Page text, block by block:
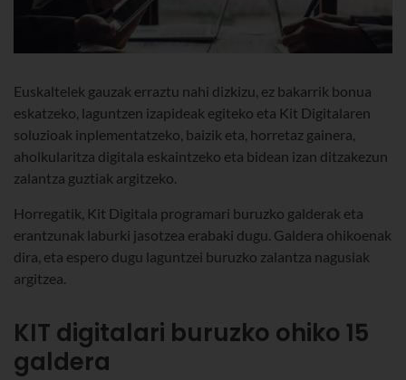
Euskaltelek gauzak erraztu nahi dizkizu, ez bakarrik bonua
eskatzeko, laguntzen izapideak egiteko eta Kit Digitalaren
soluzioak inplementatzeko, baizik eta, horretaz gainera,
aholkularitza digitala eskaintzeko eta bidean izan ditzakezun
zalantza guztiak argitzeko.
Horregatik, Kit Digitala programari buruzko galderak eta
erantzunak laburki jasotzea erabaki dugu. Galdera ohikoenak
dira, eta espero dugu laguntzei buruzko zalantza nagusiak
argitzea.
KIT digitalari buruzko ohiko 15
galdera